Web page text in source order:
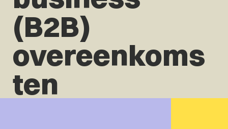
(B2B)
overeenkoms
ten